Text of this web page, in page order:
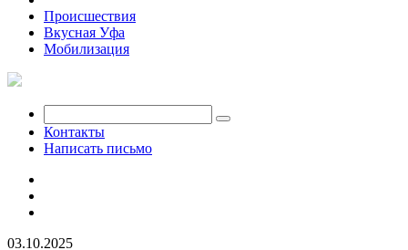
Происшествия
Вкусная Уфа
Мобилизация
Контакты
Написать письмо
03.10.2025